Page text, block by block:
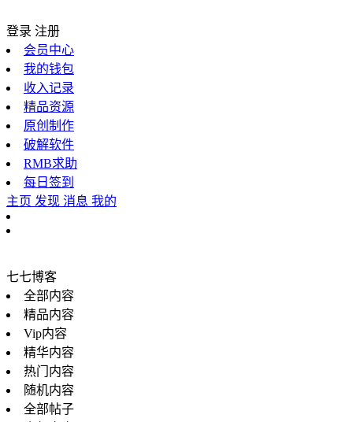
登录 注册
会员中心
我的钱包
收入记录
精品资源
原创制作
破解软件
RMB求助
每日签到
主页 发现 消息 我的
七七博客
全部内容
精品内容
Vip内容
精华内容
热门内容
随机内容
全部帖子